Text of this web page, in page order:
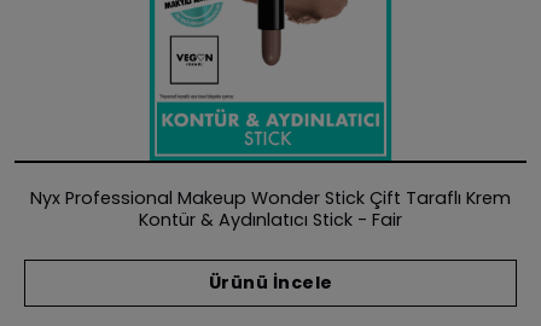
Nyx Professional Makeup Wonder Stick Çift Taraflı Krem
Kontür & Aydınlatıcı Stick - Fair
Ürünü İncele